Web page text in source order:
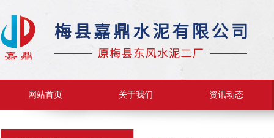
网站首页 关于我们 资讯动态